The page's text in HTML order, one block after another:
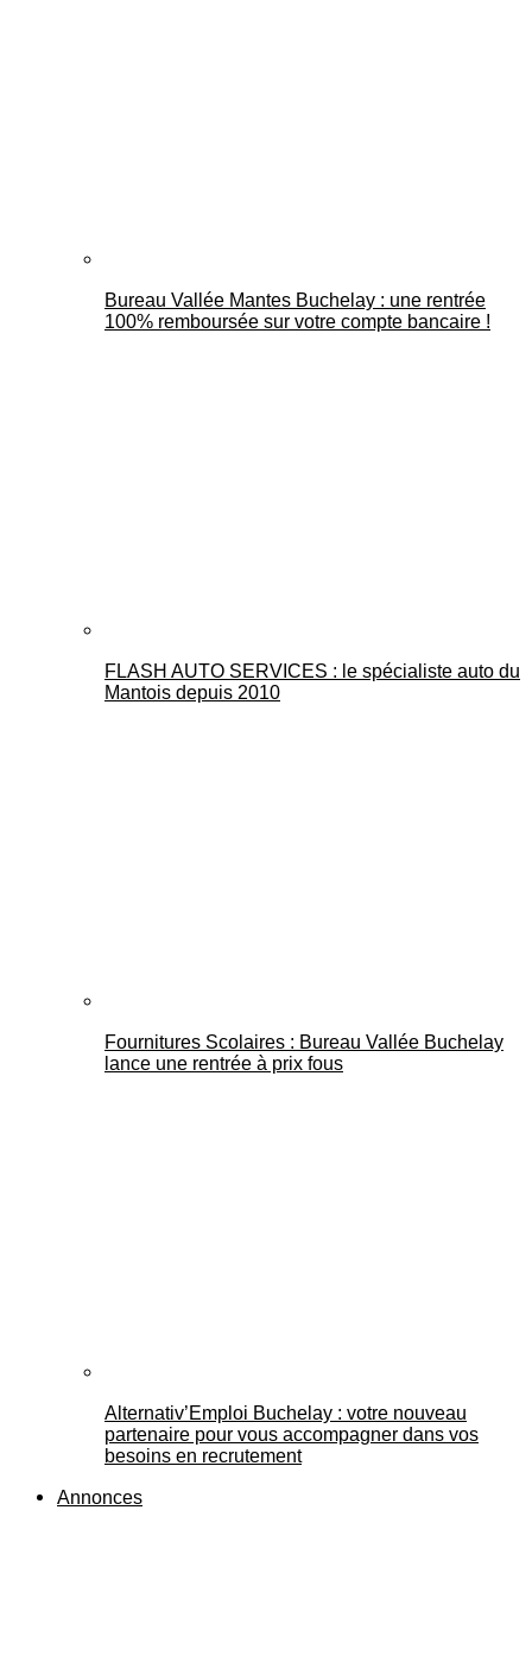
Bureau Vallée Mantes Buchelay : une rentrée
100% remboursée sur votre compte bancaire !
FLASH AUTO SERVICES : le spécialiste auto du
Mantois depuis 2010
Fournitures Scolaires : Bureau Vallée Buchelay
lance une rentrée à prix fous
Alternativ’Emploi Buchelay : votre nouveau
partenaire pour vous accompagner dans vos
besoins en recrutement
Annonces